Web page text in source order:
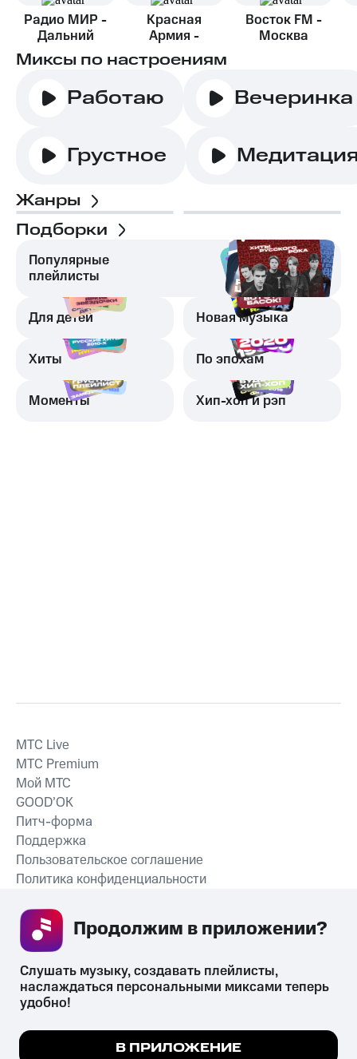
Радио МИР -
Дальний
Красная
Армия -
Восток FM -
Москва
Миксы по настроениям
Работаю Вечеринка
Грустное
Жанры
Подборки
Популярные
плейлисты
Для детей Новая музыка
Хиты По эпохам
Моменты Хип-хоп и рэп
СКАЧАТЬ ПРИЛОЖЕНИЕ
MTС Live
MTС Premium
Мой МТС
GOOD’OK
Питч-форма
Поддержка
Пользовательское соглашение
Политика конфиденциальности
психотропных веществ, их аналогов причиняет вред здоровью,
их незаконный оборот запрещён и влечёт установленную
Мы используем куки, чтобы на сайте все
Слушать музыку, создавать плейлисты,
наслаждаться персональными миксами теперь
удобно!
В ПРИЛОЖЕНИЕ